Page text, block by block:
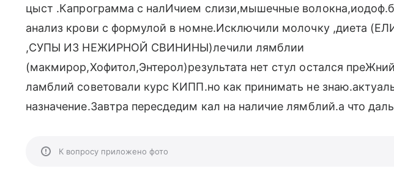
цыст .Капрограмма с налИчием слизи,мышечные
анализ крови с формулой в номне.Исключили молочку ,диета
,СУПЫ ИЗ НЕЖИРНОЙ СВИНИНЫ)лечили лямблии
(макмирор,Хофитол,Энтерол)результата нет стул остался
ламблий советовали курс КИПП.но как принимать не
назначение.Завтра пересдедим кал на наличие лямблий.а что
К вопросу приложено фото